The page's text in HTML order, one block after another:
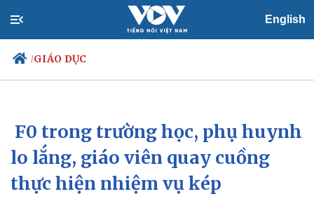
English
/GIÁO DỤC
Chính trị
Đảng
Tổ chức nhân sự
Quốc hội
Nhận diện sự thật
Xã hội
Dự báo thời tiết
Giáo dục
Dấu ấn VOV
F0 trong trường học, phụ huynh
lo lắng, giáo viên quay cuồng
thực hiện nhiệm vụ kép